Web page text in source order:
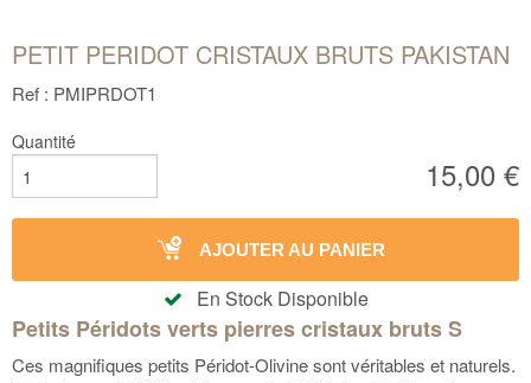
PETIT PERIDOT CRISTAUX BRUTS PAKISTAN
Ref : PMIPRDOT1
Quantité
15,00 €
AJOUTER AU PANIER
En Stock Disponible
Petits Péridots verts pierres cristaux bruts S
Ces magnifiques petits Péridot-Olivine sont véritables et naturels.